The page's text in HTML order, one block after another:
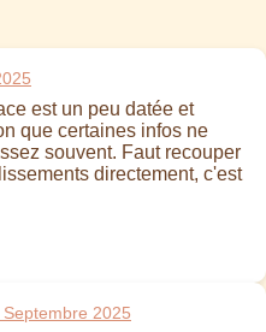
est un peu datée et
que certaines infos ne
souvent. Faut recouper
directement, c'est
2025